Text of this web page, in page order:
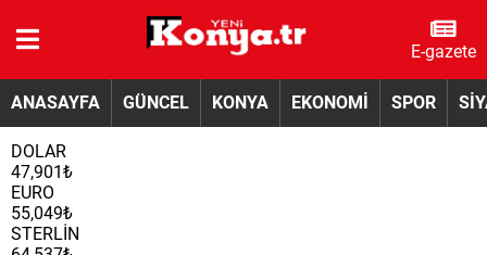
E-gazete
ANASAYFA GÜNCEL KONYA EKONOMİ SPOR
DOLAR
47,901₺
EURO
55,049₺
STERLİN